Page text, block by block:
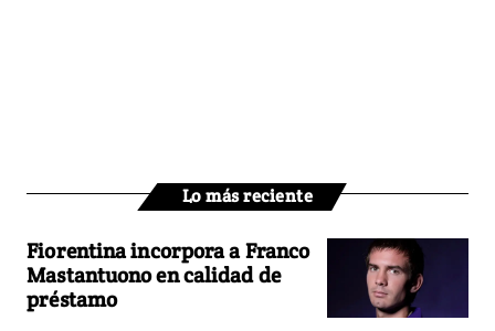
Lo más reciente
Fiorentina incorpora a Franco
Mastantuono en calidad de
préstamo